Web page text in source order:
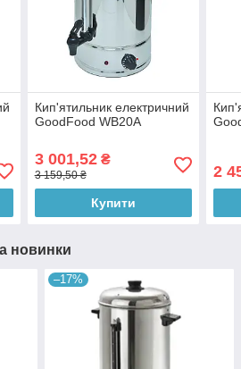
Кип'ятильник електричний
GoodFood WB20A
3 001,52₴
3 159,50 ₴
Купити
2
новинки
–17%